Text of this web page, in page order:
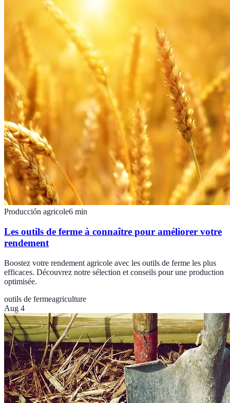
Producción agricole6 min
Les outils de ferme à connaître pour améliorer votre
rendement
Boostez votre rendement agricole avec les outils de ferme les plus
efficaces. Découvrez notre sélection et conseils pour une production
optimisée.
outils de fermeagriculture
Aug 4